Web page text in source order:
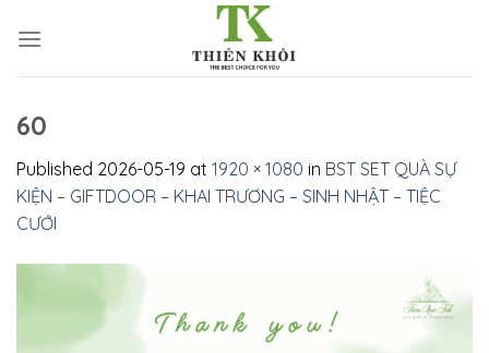
60
Published 2026-05-19 at 1920 × 1080 in BST SET QUÀ SỰ
KIỆN – GIFTDOOR – KHAI TRƯƠNG – SINH NHẬT – TIỆC
CƯỚI